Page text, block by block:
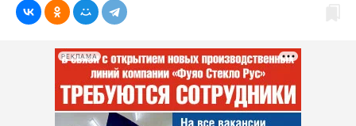
РЕКЛАМА